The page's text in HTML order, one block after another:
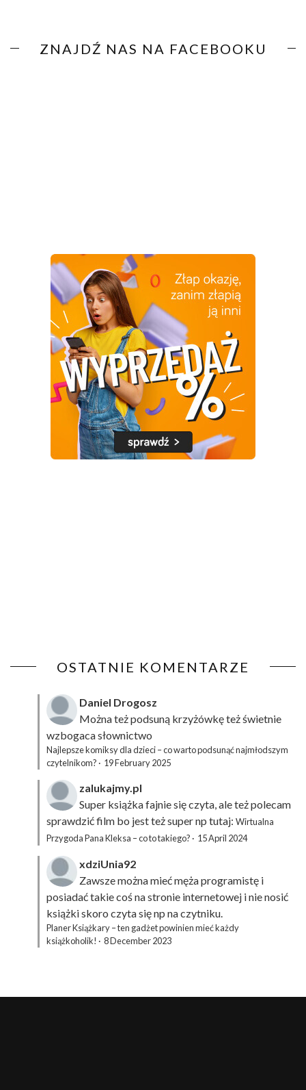
ZNAJDŹ NAS NA FACEBOOKU
OSTATNIE KOMENTARZE
Daniel Drogosz
Można też podsuną krzyżówkęteż świetnie
wzbogaca słownictwo
Najlepsze komiksy dla dzieci – co warto podsunąć najmłodszym
czytelnikom? · 19 February 2025
zalukajmy.pl
Super książka fajnie się czyta, ale też polecam
sprawdzić film bo jest też super np tutaj: Wirtualna
Przygoda Pana Kleksa – co to takiego? · 15 April 2024
xdziUnia92
Zawsze można mieć męża programistę i
posiadać takie coś na stronie internetowej i nie nosić
książki skoro czyta się np na czytniku.
Planer Książkary – ten gadżet powinien mieć każdy
książkoholik! · 8 December 2023